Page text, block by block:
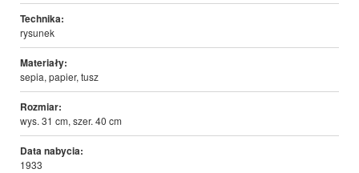
Technika:
rysunek
Materiały:
sepia, papier, tusz
Rozmiar:
wys. 31 cm, szer. 40 cm
Data nabycia:
1933